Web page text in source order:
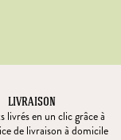
LIVRAISON
livrés en un clic grâce à
de livraison à domicile